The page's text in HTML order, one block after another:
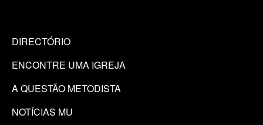
DIRECTÓRIO
ENCONTRE UMA IGREJA
A QUESTÃO METODISTA
NOTÍCIAS MU